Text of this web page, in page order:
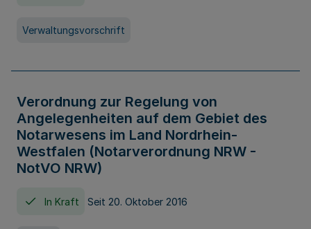
Verwaltungsvorschrift
Verordnung zur Regelung von
Angelegenheiten auf dem Gebiet des
Notarwesens im Land Nordrhein-
Westfalen (Notarverordnung NRW -
NotVO NRW)
In Kraft Seit 20. Oktober 2016